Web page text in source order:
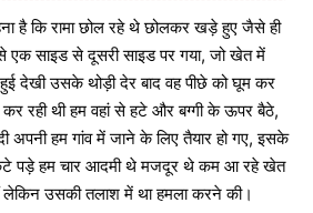
है कि रामा छोल रहे थे छोलकर खड़े हुए जैसे ही
एक साइड से दूसरी साइड पर गया, जो खेत में
देखी उसके थोड़ी देर बाद वह पीछे को घूम कर
रही थी हम वहां से हटे और बग्गी के ऊपर बैठे,
अपनी हम गांव में जाने के लिए तैयार हो गए, इसके
कटे पड़े हम चार आदमी थे मजदूर थे कम आ रहे खेत
लेकिन उसकी तलाश में था हमला करने की।